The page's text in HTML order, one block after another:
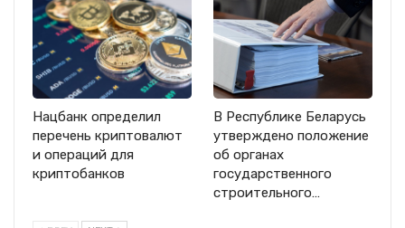
Нацбанк определил
перечень криптовалют
и операций для
криптобанков
В Республике Беларусь
утверждено положение
об органах
государственного
строительного…